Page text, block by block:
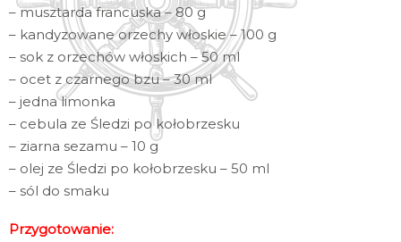
– musztarda francuska – 80 g
– kandyzowane orzechy włoskie – 100 g
– sok z orzechów włoskich – 50 ml
– ocet z czarnego bzu – 30 ml
– jedna limonka
– cebula ze Śledzi po kołobrzesku
– ziarna sezamu – 10 g
– olej ze Śledzi po kołobrzesku – 50 ml
– sól do smaku
Przygotowanie: